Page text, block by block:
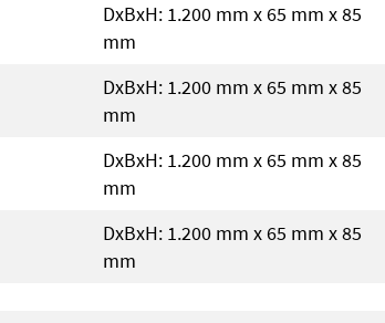
DxBxH: 1.200 mm x 65 mm x 85
mm
DxBxH: 1.200 mm x 65 mm x 85
mm
DxBxH: 1.200 mm x 65 mm x 85
mm
DxBxH: 1.200 mm x 65 mm x 85
mm